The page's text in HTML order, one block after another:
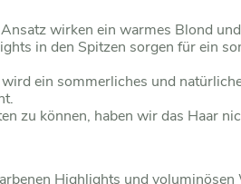
wirken ein warmes Blond
in den Spitzen sorgen für ein
ein sommerliches und
zu können, haben wir das Haar
Highlights und